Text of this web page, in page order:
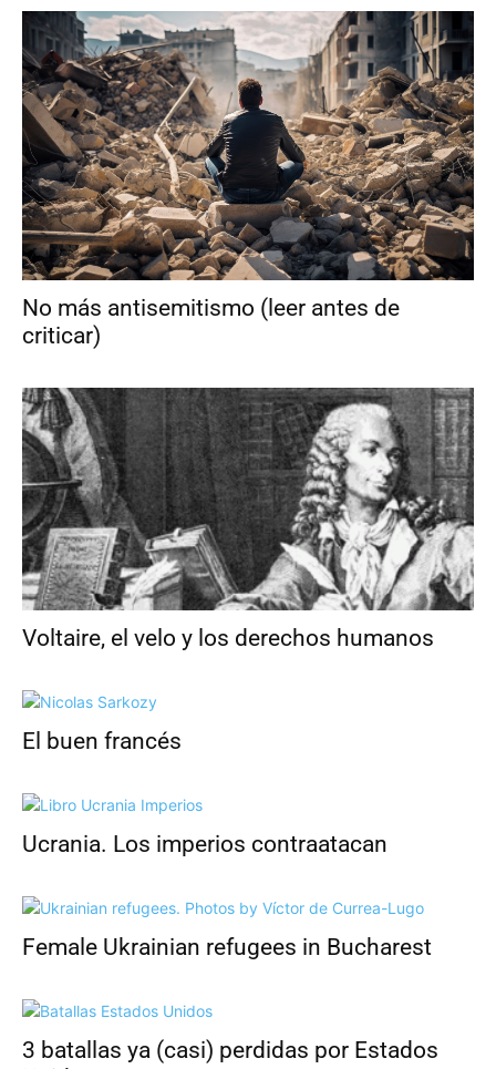
No más antisemitismo (leer antes de
criticar)
Voltaire, el velo y los derechos humanos
El buen francés
Ucrania. Los imperios contraatacan
Female Ukrainian refugees in Bucharest
3 batallas ya (casi) perdidas por Estados